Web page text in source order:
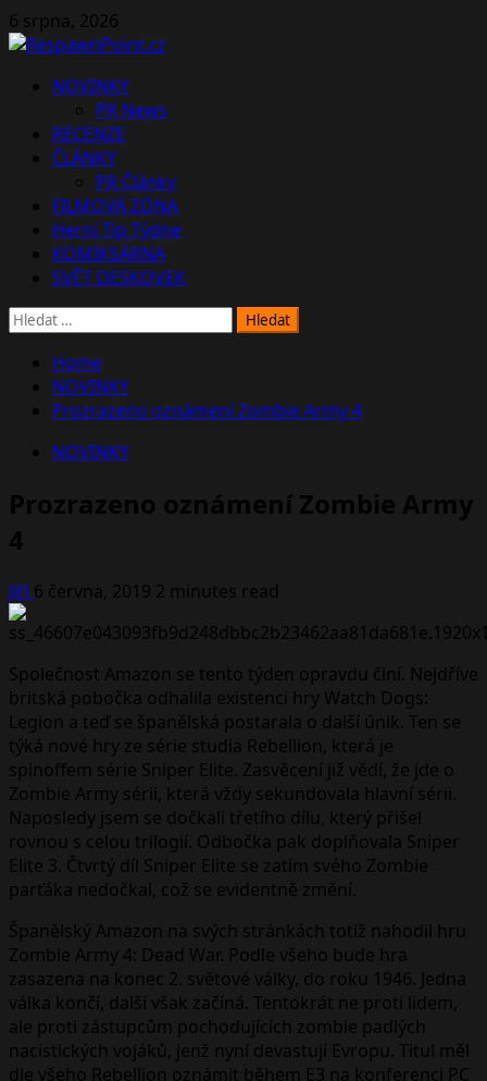
Skip
to
6 srpna, 2026
PrimaryNOVINKY
PR News
RECENZE
ČLÁNKY
PR Články
FILMOVÁ ZÓNA
Herní Tip Týdne
KOMIKSÁRNA
SVĚT DESKOVEK
Vyhledávání
Home
NOVINKY
Prozrazeno oznámení Zombie Army 4
NOVINKY
Prozrazeno oznámení Zombie Army
4
Jiří6 června, 2019 2 minutes read
Společnost Amazon se tento týden opravdu činí. Nejdříve
britská pobočka odhalila existenci hry Watch Dogs:
Legion a teď se španělská postarala o další únik. Ten se
týká nové hry ze série studia Rebellion, která je
spinoffem série Sniper Elite. Zasvěcení již vědí, že jde o
Zombie Army sérii, která vždy sekundovala hlavní sérii.
Naposledy jsem se dočkali třetího dílu, který přišel
rovnou s celou trilogií. Odbočka pak doplňovala Sniper
Elite 3. Čtvrtý díl Sniper Elite se zatím svého Zombie
parťáka nedočkal, což se evidentně změní.
Španělský Amazon na svých stránkách totiž nahodil hru
Zombie Army 4: Dead War. Podle všeho bude hra
zasazena na konec 2. světové války, do roku 1946. Jedna
válka končí, další však začíná. Tentokrát ne proti lidem,
ale proti zástupcům pochodujících zombie padlých
nacistických vojáků, jenž nyní devastují Evropu. Titul měl
dle všeho Rebellion oznámit během E3 na konferenci PC